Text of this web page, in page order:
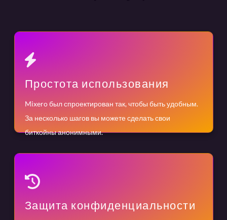
Простота использования
Mixero был спроектирован так, чтобы быть удобным.
За несколько шагов вы можете сделать свои
биткойны анонимными.
Защита конфиденциальности